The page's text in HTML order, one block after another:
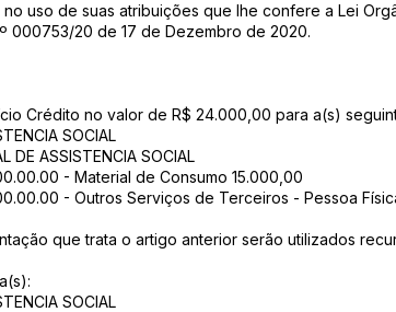
no uso de suas atribuições que lhe confere a Lei
000753/20 de 17 de Dezembro de 2020.
Crédito no valor de R$ 24.000,00 para a(s)
SOCIAL
DE ASSISTENCIA SOCIAL
- Material de Consumo 15.000,00
- Outros Serviços de Terceiros - Pessoa
que trata o artigo anterior serão utilizados
SOCIAL